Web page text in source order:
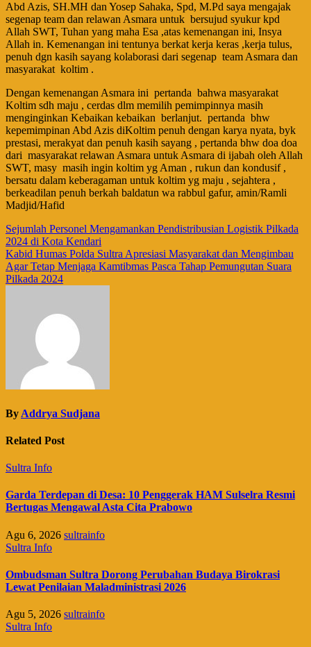
Abd Azis, SH.MH dan Yosep Sahaka, Spd, M.Pd saya mengajak
segenap team dan relawan Asmara untuk bersujud syukur kpd
Allah SWT, Tuhan yang maha Esa ,atas kemenangan ini, Insya
Allah in. Kemenangan ini tentunya berkat kerja keras ,kerja tulus,
penuh dgn kasih sayang kolaborasi dari segenap team Asmara dan
masyarakat koltim .
Dengan kemenangan Asmara ini pertanda bahwa masyarakat
Koltim sdh maju , cerdas dlm memilih pemimpinnya masih
menginginkan Kebaikan kebaikan berlanjut. pertanda bhw
kepemimpinan Abd Azis diKoltim penuh dengan karya nyata, byk
prestasi, merakyat dan penuh kasih sayang , pertanda bhw doa doa
dari masyarakat relawan Asmara untuk Asmara di ijabah oleh Allah
SWT, masy masih ingin koltim yg Aman , rukun dan kondusif ,
bersatu dalam keberagaman untuk koltim yg maju , sejahtera ,
berkeadilan penuh berkah baldatun wa rabbul gafur, amin/Ramli
Madjid/Hafid
Navigasi
pos
Sejumlah Personel Mengamankan Pendistribusian Logistik Pilkada
2024 di Kota Kendari
Kabid Humas Polda Sultra Apresiasi Masyarakat dan Mengimbau
Agar Tetap Menjaga Kamtibmas Pasca Tahap Pemungutan Suara
Pilkada 2024
By Addrya Sudjana
Related Post
Sultra Info
Garda Terdepan di Desa: 10 Penggerak HAM Sulselra Resmi
Bertugas Mengawal Asta Cita Prabowo
Agu 6, 2026 sultrainfo
Sultra Info
Ombudsman Sultra Dorong Perubahan Budaya Birokrasi
Lewat Penilaian Maladministrasi 2026
Agu 5, 2026 sultrainfo
Sultra Info